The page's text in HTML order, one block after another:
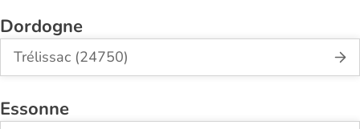
Dordogne
Trélissac (24750)
Essonne